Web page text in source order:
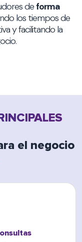
deforma
los tiempos de
y facilitando la
el negocio